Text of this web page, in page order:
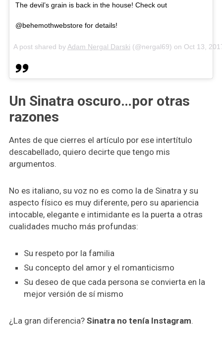
The devil’s grain is back in the house! Check out
@behemothwebstore for details!
A post shared byAdam Nergal Darski (@nergal69) on Oct 13,
Un Sinatra oscuro…por otras
razones
Antes de que cierres el artículo por ese intertítulo
descabellado, quiero decirte que tengo mis
argumentos.
No es italiano, su voz no es como la de Sinatra y su
aspecto físico es muy diferente, pero su apariencia
intocable, elegante e intimidante es la puerta a otras
cualidades mucho más profundas:
Su respeto por la familia
Su concepto del amor y el romanticismo
Su deseo de que cada persona se convierta en la
mejor versión de sí mismo
¿La gran diferencia? Sinatra no tenía Instagram.